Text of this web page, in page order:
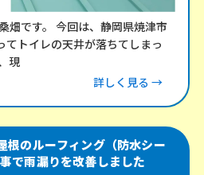
、静岡県焼津市
てトイレの天井が落ちてしまっ
現
詳しく見る →
根のルーフィング（防水シー
で雨漏りを改善しました